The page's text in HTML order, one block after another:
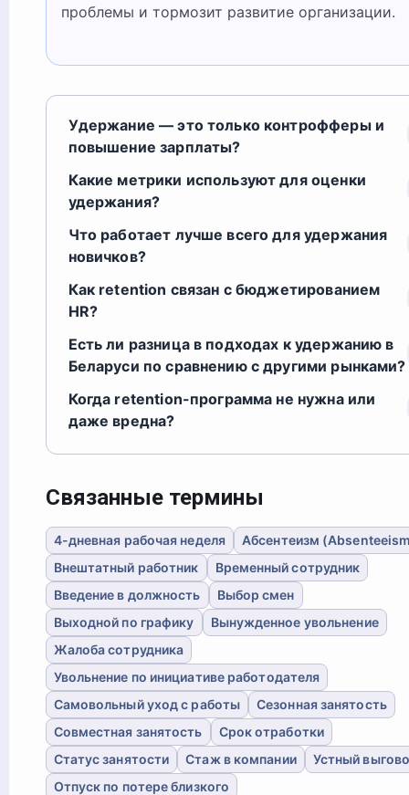
проблемы и тормозит развитие организации.
Удержание — это только контрофферы и
повышение зарплаты?
Какие метрики используют для оценки
удержания?
Что работает лучше всего для удержания
новичков?
Как retention связан с бюджетированием
HR?
Есть ли разница в подходах к удержанию в
Беларуси по сравнению с другими рынками?
Когда retention-программа не нужна или
даже вредна?
Связанные термины
4-дневная рабочая неделя
Абсентеизм
Внештатный работник
Временный сотрудник
Введение в должность
Выбор смен
Выходной по графику
Вынужденное увольнение
Жалоба сотрудника
Увольнение по инициативе работодателя
Самовольный уход с работы
Сезонная занятость
Совместная занятость
Срок отработки
Статус занятости
Стаж в компании
Устный
Отпуск по потере близкого